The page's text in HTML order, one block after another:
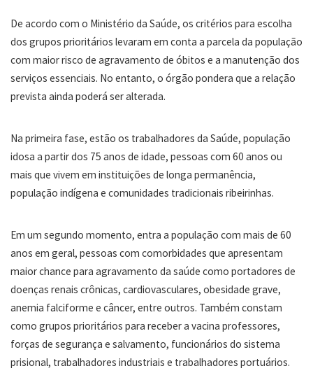
De acordo com o Ministério da Saúde, os critérios para escolha
dos grupos prioritários levaram em conta a parcela da população
com maior risco de agravamento de óbitos e a manutenção dos
serviços essenciais. No entanto, o órgão pondera que a relação
prevista ainda poderá ser alterada.
Na primeira fase, estão os trabalhadores da Saúde, população
idosa a partir dos 75 anos de idade, pessoas com 60 anos ou
mais que vivem em instituições de longa permanência,
população indígena e comunidades tradicionais ribeirinhas.
Em um segundo momento, entra a população com mais de 60
anos em geral, pessoas com comorbidades que apresentam
maior chance para agravamento da saúde como portadores de
doenças renais crônicas, cardiovasculares, obesidade grave,
anemia falciforme e câncer, entre outros. Também constam
como grupos prioritários para receber a vacina professores,
forças de segurança e salvamento, funcionários do sistema
prisional, trabalhadores industriais e trabalhadores portuários.